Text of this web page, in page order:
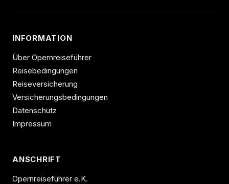
INFORMATION
Über Opernreiseführer
Reisebedingungen
Reiseversicherung
Versicherungsbedingungen
Datenschutz
Impressum
ANSCHRIFT
Opernreiseführer e.K.